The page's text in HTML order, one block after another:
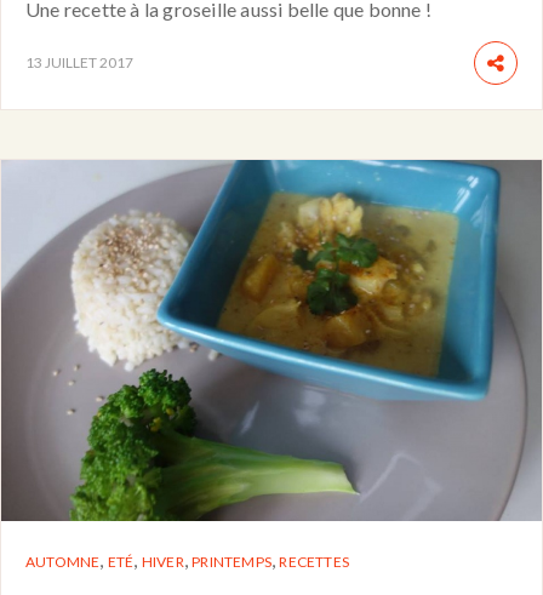
Une recette à la groseille aussi belle que bonne !
13 JUILLET 2017
AUTOMNE ETÉ HIVER ,PRINTEMPS ,RECETTES